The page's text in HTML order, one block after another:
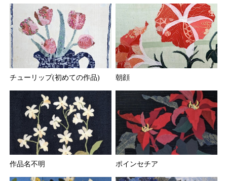
チューリップ(初めての作品) 朝顔
作品名不明 ポインセチア